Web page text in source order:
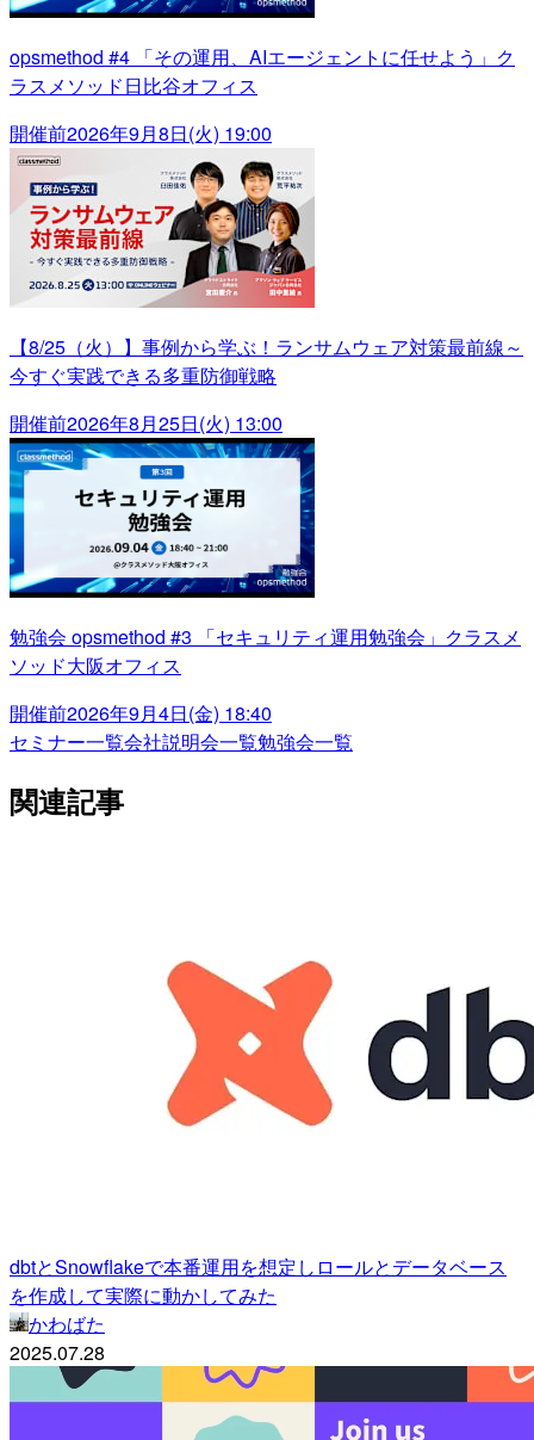
opsmethod #4 「その運用、AIエージェントに任せよう」ク
ラスメソッド日比谷オフィス
開催前2026年9月8日(火) 19:00
【8/25（火）】事例から学ぶ！ランサムウェア対策最前線～
今すぐ実践できる多重防御戦略
開催前2026年8月25日(火) 13:00
勉強会 opsmethod #3 「セキュリティ運用勉強会」クラスメ
ソッド大阪オフィス
開催前2026年9月4日(金) 18:40
セミナー一覧会社説明会一覧勉強会一覧
関連記事
dbtとSnowflakeで本番運用を想定しロールとデータベース
を作成して実際に動かしてみた
かわばた
2025.07.28